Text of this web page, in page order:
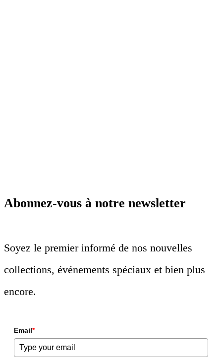
Abonnez-vous à notre newsletter
Soyez le premier informé de nos nouvelles
collections, événements spéciaux et bien plus
encore.
Email*